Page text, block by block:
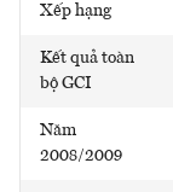
Xếp hạng
Kết quả toàn
bộ GCI
Năm
2008/2009